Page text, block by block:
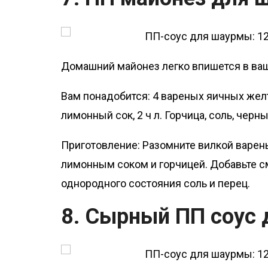
Домашний майонез легко впишется в
Вам понадобится: 4 вареных яичных
лимонный сок, 2 ч л. Горчица, соль,
Приготовление: Разомните вилкой
лимонным соком и горчицей. Добавьте
однородного состояния соль и перец.
8. Сырный ПП соус